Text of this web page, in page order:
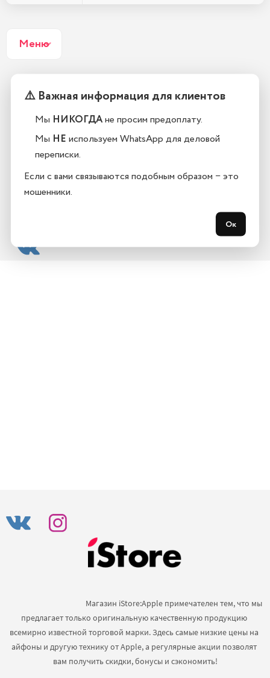
Меню
+7 (843) 212-60-52
С 10:00 до 21:00, без выходных
предлагает только оригинальную качественную продукцию
всемирно известной торговой марки. Здесь самые низкие цены на
айфоны и другую технику от Apple, а регулярные акции позволят
вам получить скидки, бонусы и сэкономить!
⚠️ Важная информация для клиентов
Мы НИКОГДАне просим предоплату.
Мы НЕ используем WhatsApp для деловой
переписки.
Если с вами связываются подобным образом − это
мошенники.
Ок